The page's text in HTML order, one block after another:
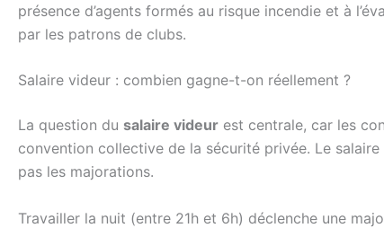
présence d’agents formés au risque incendie et à
par les patrons de clubs.
Salaire videur : combien gagne-t-on réellement ?
La question du salaire videur est centrale, car les
convention collective de la sécurité privée. Le
pas les majorations.
Travailler la nuit (entre 21h et 6h) déclenche une